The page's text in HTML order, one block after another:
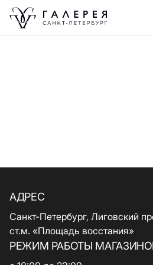
АДРЕС
Санкт-Петербург, Лиговский
ст.м. «Площадь восстания»
РЕЖИМ РАБОТЫ